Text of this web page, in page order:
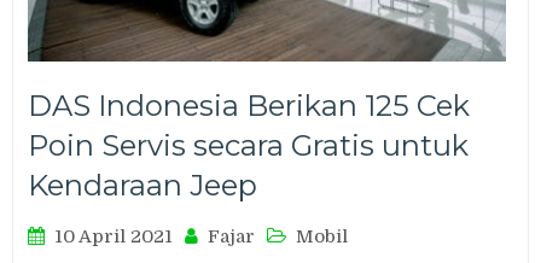
DAS Indonesia Berikan 125 Cek
Poin Servis secara Gratis untuk
Kendaraan Jeep
10 April 2021 Fajar Mobil